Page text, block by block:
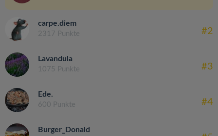
carpe.diem
2317 Punkte #2
Lavandula
1075 Punkte #3
Ede.
600 Punkte #4
Burger_Donald